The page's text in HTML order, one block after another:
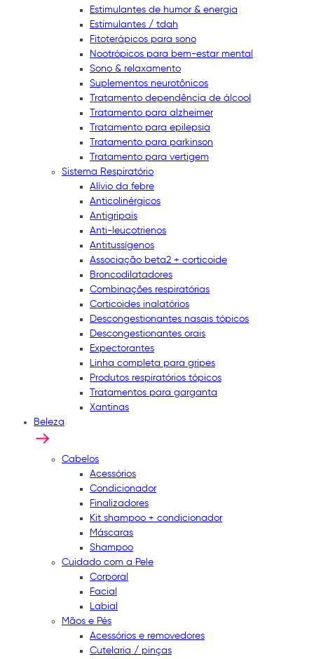
Estimulantes de humor & energia
Estimulantes / tdah
Fitoterápicos para sono
Nootrópicos para bem-estar mental
Sono & relaxamento
Suplementos neurotônicos
Tratamento dependência de álcool
Tratamento para alzheimer
Tratamento para epilepsia
Tratamento para parkinson
Tratamento para vertigem
Sistema Respiratório
Alívio da febre
Anticolinérgicos
Antigripais
Anti-leucotrienos
Antitussígenos
Associação beta2 + corticoide
Broncodilatadores
Combinações respiratórias
Corticoides inalatórios
Descongestionantes nasais tópicos
Descongestionantes orais
Expectorantes
Linha completa para gripes
Produtos respiratórios tópicos
Tratamentos para garganta
Xantinas
Beleza
Cabelos
Acessórios
Condicionador
Finalizadores
Kit shampoo + condicionador
Máscaras
Shampoo
Cuidado com a Pele
Corporal
Facial
Labial
Mãos e Pés
Acessórios e removedores
Cutelaria / pinças